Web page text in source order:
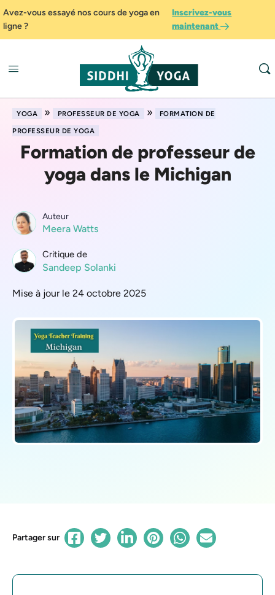
Avez-vous essayé nos cours de yoga en
ligne ?
Inscrivez-vous
maintenant
YOGA » PROFESSEUR DE YOGA »
FORMATION DE
PROFESSEUR DE YOGA
Formation de professeur de
yoga dans le Michigan
Auteur
Meera Watts
Critique de
Sandeep Solanki
Mise à jour le 24 octobre 2025
Partager sur